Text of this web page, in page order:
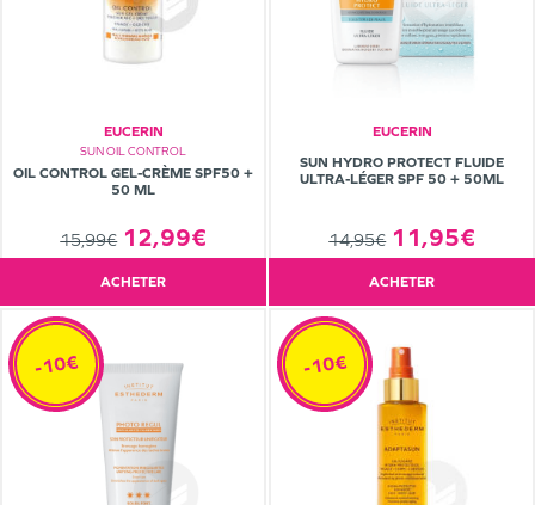
EUCERIN
SUN OIL CONTROL
OIL CONTROL GEL-CRÈME SPF50 +
50 ML
15,99€ 12,99€
ACHETER
EUCERIN
SUN HYDRO PROTECT FLUIDE
ULTRA-LÉGER SPF 50 + 50ML
14,95€ 11,95€
ACHETER
-10€ -10€